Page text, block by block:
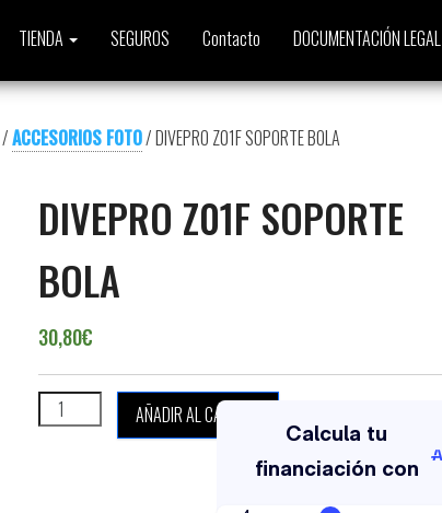
TIENDA SEGUROS Contacto DOCUMENTACIÓN LEGAL
/ACCESORIOS FOTO/ DIVEPRO Z01F SOPORTE BOLA
DIVEPRO Z01F SOPORTE
BOLA
30,80€
DIVEPRO Z01F SOPORTE BOLA cantidad
AÑADIR AL CARRITO